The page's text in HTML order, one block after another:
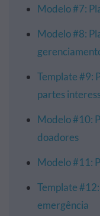
Modelo #7:
Modelo #8:
Template #9:
partes
Modelo #10:
doadores
Modelo #11:
Template
emergência